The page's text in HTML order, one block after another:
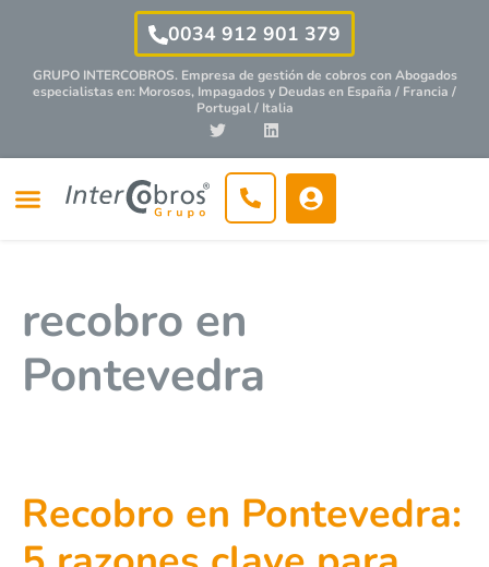
0034 912 901 379
GRUPO INTERCOBROS. Empresa de gestión de cobros conAbogados
especialistasen: Morosos, Impagados y Deudas en España / Francia /
Portugal / Italia
recobro en
Pontevedra
Recobro en Pontevedra: